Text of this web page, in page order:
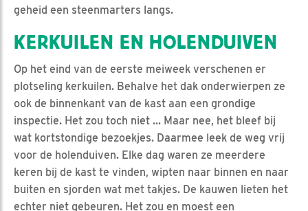
geheid een steenmarters langs.
KERKUILEN EN HOLENDUIVEN
Op het eind van de eerste meiweek verschenen er
plotseling kerkuilen. Behalve het dak onderwierpen ze
ook de binnenkant van de kast aan een grondige
inspectie. Het zou toch niet ... Maar nee, het bleef bij
wat kortstondige bezoekjes. Daarmee leek de weg vrij
voor de holenduiven. Elke dag waren ze meerdere
keren bij de kast te vinden, wipten naar binnen en naar
buiten en sjorden wat met takjes. De kauwen lieten het
echter niet gebeuren. Het zou en moest een